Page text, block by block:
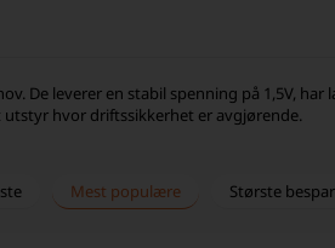
De leverer en stabil spenning på 1,5V, har
hvor driftssikkerhet er avgjørende.
Mest populære Største